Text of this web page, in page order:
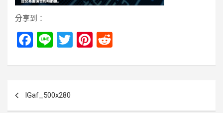
分享到：
F
ce
b
o
Li
e
T
tt
Pi
er d
IGaf_500x280